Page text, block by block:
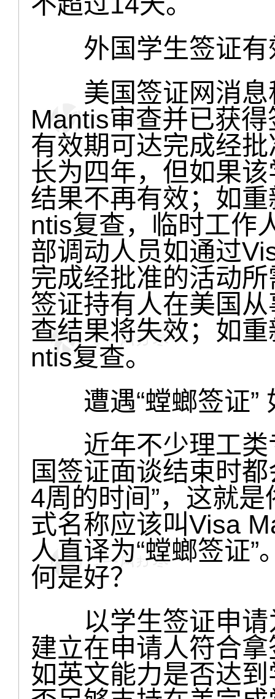
外国学生签证有
美国签证网消息
Mantis审查并已获
有效期可达完成经
长为四年，但如果
结果不再有效；如
ntis复查，临时工作
部调动人员如通过
完成经批准的活动
签证持有人在美国
查结果将失效；如
ntis复查。
遭遇“螳螂签证”
近年不少理工类
国签证面谈结束时
4周的时间”，这就
式名称应该叫Visa
人直译为“螳螂签证”
何是好？
以学生签证申请
建立在申请人符合
如英文能力是否达